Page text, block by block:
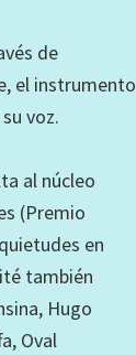
de
el instrumento
voz.
al núcleo
(Premio
en
también
Hugo
Oval